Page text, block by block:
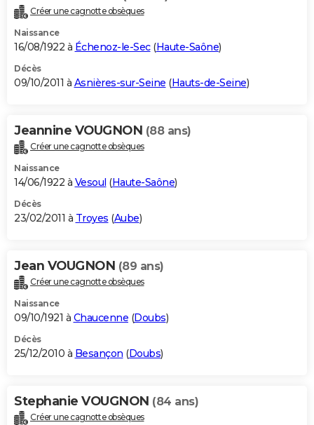
Créer une cagnotte obsèques
Naissance
16/08/1922 à Échenoz-le-Sec(Haute-Saône)
Décès
09/10/2011 à Asnières-sur-Seine (Hauts-de-Seine)
Jeannine VOUGNON (88 ans)
Créer une cagnotte obsèques
Naissance
14/06/1922 à Vesoul (Haute-Saône)
Décès
23/02/2011 à Troyes (Aube)
Jean VOUGNON (89 ans)
Créer une cagnotte obsèques
Naissance
09/10/1921 à Chaucenne (Doubs)
Décès
25/12/2010 à Besançon (Doubs)
Stephanie VOUGNON (84 ans)
Créer une cagnotte obsèques